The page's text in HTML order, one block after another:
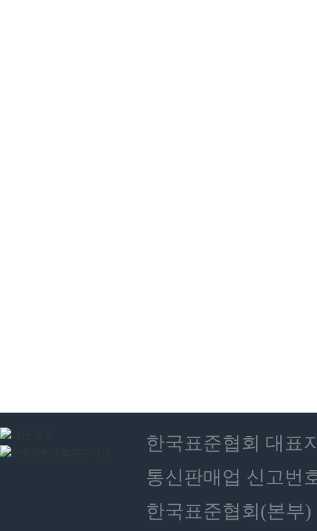
한국표준협회 대표
통신판매업 신고번
한국표준협회(본부